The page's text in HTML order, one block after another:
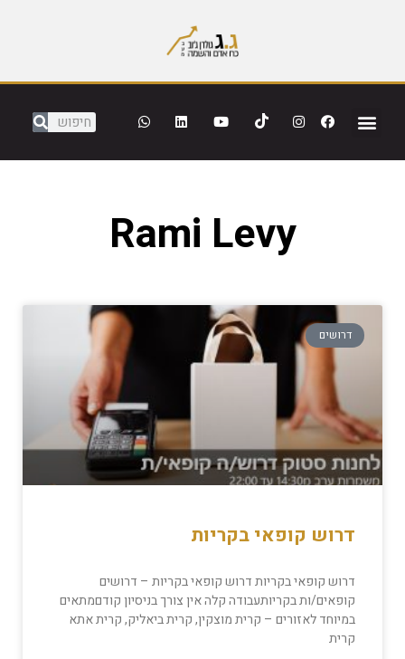
Rami Levy
דרושים
דרוש קופאי בקריות
דרוש קופאי בקריות דרוש קופאי בקריות – דרושים
קופאים/ות בקריותעבודה קלה אין צורך בניסיון קודםמתאים
במיוחד לאזורים – קרית מוצקין, קרית ביאליק, קרית אתא
קרית